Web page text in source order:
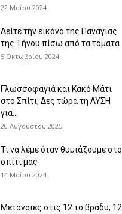
22 Μαΐου 2024
Δείτε την εικόνα της Παναγίας
της Τήνου πίσω από τα τάματα...
5 Οκτωβρίου 2024
Γλωσσοφαγιά και Κακό Μάτι
στο Σπίτι; Δες τώρα τη ΛΥΣΗ
για...
20 Αυγούστου 2025
Τι να λέμε όταν θυμιάζουμε στο
σπίτι μας
14 Μαΐου 2024
Μετάνοιες στις 12 το βράδυ, 12